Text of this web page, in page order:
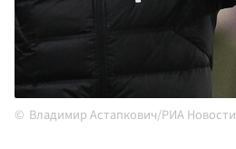
Владимир Астапкович/РИА Новости